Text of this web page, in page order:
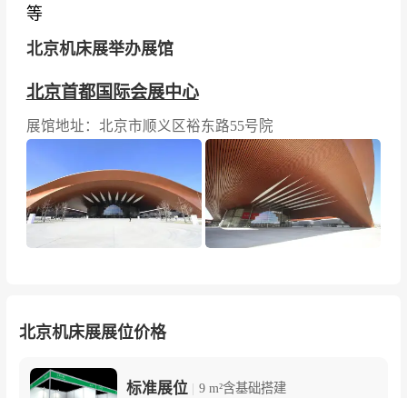
等
北京机床展举办展馆
北京首都国际会展中心
展馆地址：北京市顺义区裕东路55号院
北京机床展展位价格
标准展位 | 9 m²含基础搭建